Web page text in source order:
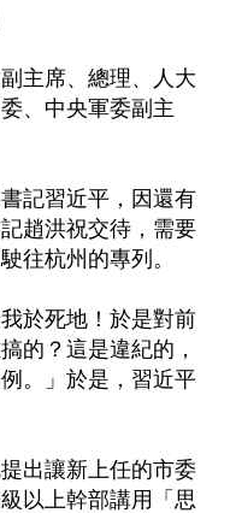
主席、總理、人大
、中央軍委副主
記習近平，因還有
趙洪祝交待，需要
往杭州的專列。
於死地！於是對前
的？這是違紀的，
。」於是，習近平
出讓新上任的市委
以上幹部講用「思